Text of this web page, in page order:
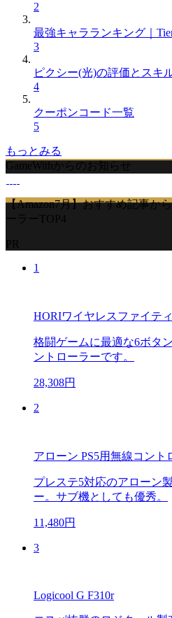
2
最強キャラランキング｜
3
ピクシー(光)の評価とスキ
4
クーポンコード一覧
5
もっとみる
GameWithからのお知らせ
【Amazon7月】おすすめ記事か
ーラーTOP4
PR
1
HORIワイヤレスファイテ
格闘ゲームに最適な6ボタ
ントローラーです。
28,308円
2
アローン PS5用無線コント
プレステ5対応のアローン
ー。サブ機としても優秀。
11,480円
3
Logicool G F310r